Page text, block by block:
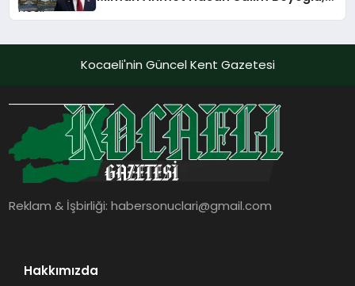
Hayata Geçirecek
Kocaeli'nin Güncel Kent Gazetesi
Reklam & İşbirliği:habersonuclari@gmail.com
Hakkımızda